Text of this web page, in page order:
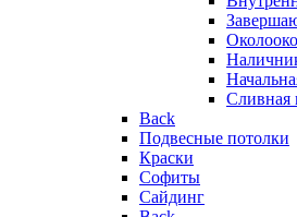
Сливная
Back
Подвесные потолки
Краски
Софиты
Сайдинг